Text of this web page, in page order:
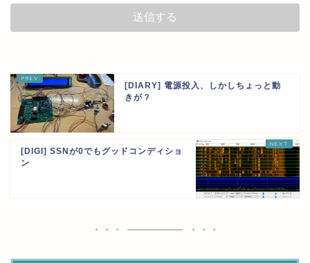
[DIARY] 電源投入、しかしちょっと動
きが？
[DIGI] SSNが0でもグッドコンディショ
ン